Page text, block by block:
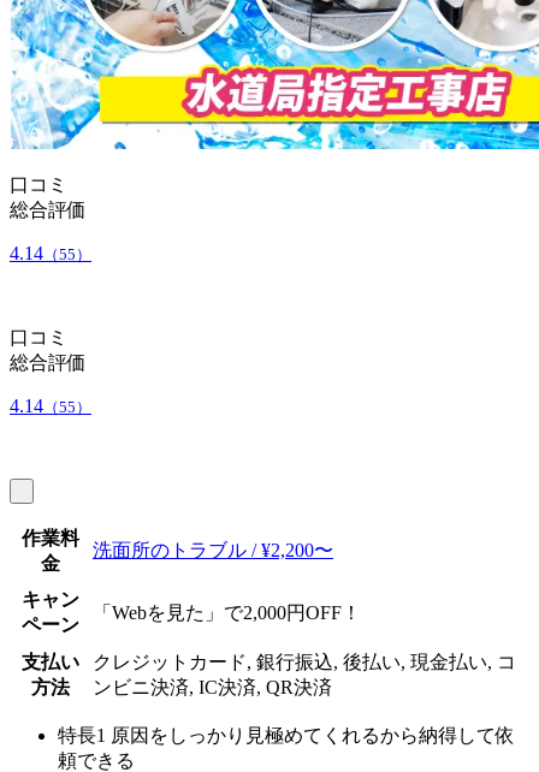
口コミ
総合評価
4.14 （55）
口コミ
総合評価
4.14 （55）
作業料
金
洗面所のトラブル / ¥2,200〜
キャン
ペーン
「Webを見た」で2,000円OFF！
支払い
方法
クレジットカード, 銀行振込, 後払い, 現金払い, コ
ンビニ決済, IC決済, QR決済
特長1 原因をしっかり見極めてくれるから納得して依
頼できる